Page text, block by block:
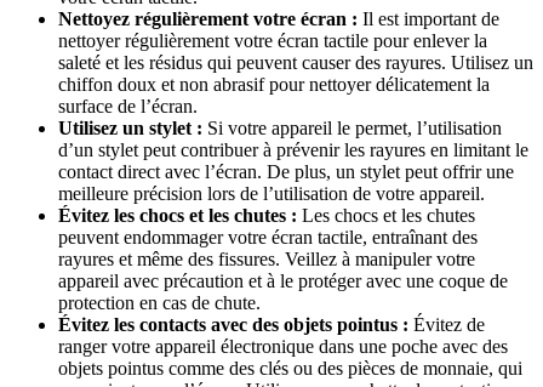
Nettoyez régulièrement votre écran : Il est important de
nettoyer régulièrement votre écran tactile pour enlever la
saleté et les résidus qui peuvent causer des rayures. Utilisez un
chiffon doux et non abrasif pour nettoyer délicatement la
surface de l’écran.
Utilisez un stylet : Si votre appareil le permet, l’utilisation
d’un stylet peut contribuer à prévenir les rayures en limitant le
contact direct avec l’écran. De plus, un stylet peut offrir une
meilleure précision lors de l’utilisation de votre appareil.
Évitez les chocs et les chutes : Les chocs et les chutes
peuvent endommager votre écran tactile, entraînant des
rayures et même des fissures. Veillez à manipuler votre
appareil avec précaution et à le protéger avec une coque de
protection en cas de chute.
Évitez les contacts avec des objets pointus : Évitez de
ranger votre appareil électronique dans une poche avec des
objets pointus comme des clés ou des pièces de monnaie, qui